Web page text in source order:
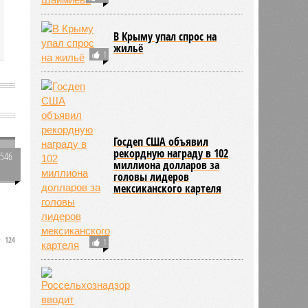
124
1
В Крыму упал спрос на
жильё
1
Госдеп США объявил
рекордную награду в 102
миллиона долларов за
головы лидеров
мексиканского картеля